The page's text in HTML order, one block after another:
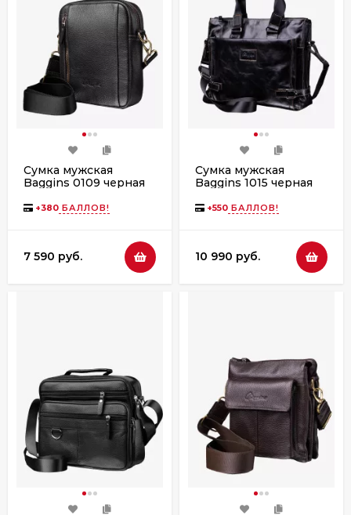
Сумка мужская
Baggins 0109 черная
+380 БАЛЛОВ!
7 590 руб.
Сумка мужская
Baggins 1015 черная
+550 БАЛЛОВ!
10 990 руб.